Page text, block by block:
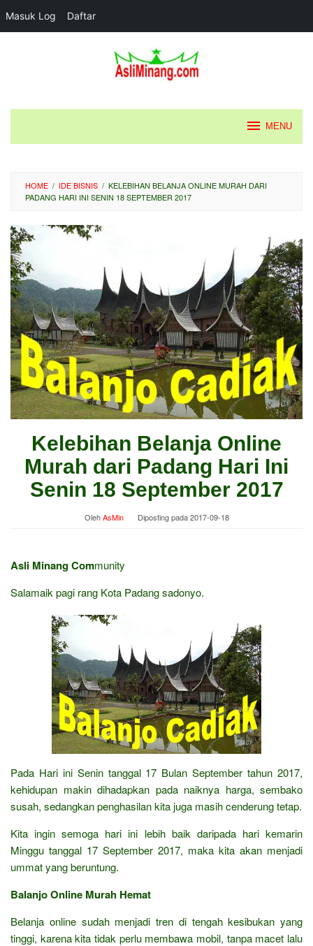
Masuk Log Daftar
MENU
HOME / IDE BISNIS / KELEBIHAN BELANJA ONLINE MURAH DARI
PADANG HARI INI SENIN 18 SEPTEMBER 2017
Kelebihan Belanja Online
Murah dari Padang Hari Ini
Senin 18 September 2017
OlehAsMin Diposting pada2017-09-18
Asli Minang Community
Salamaik pagi rang Kota Padang sadonyo.
Pada Hari ini Senin tanggal 17 Bulan September tahun 2017,
kehidupan makin dihadapkan pada naiknya harga, sembako
susah, sedangkan penghasilan kita juga masih cenderung tetap.
Kita ingin semoga hari ini lebih baik daripada hari kemarin
Minggu tanggal 17 September 2017, maka kita akan menjadi
ummat yang beruntung.
Balanjo Online Murah Hemat
Belanja online sudah menjadi tren di tengah kesibukan yang
tinggi, karena kita tidak perlu membawa mobil, tanpa macet lalu